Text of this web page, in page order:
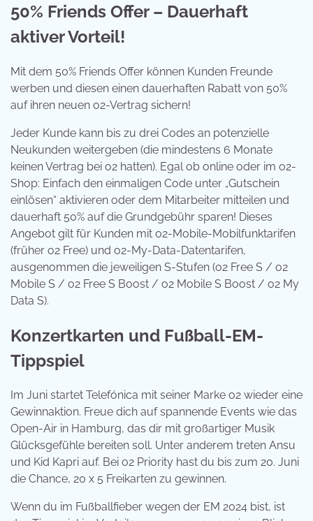
50% Friends Offer – Dauerhaft
aktiver Vorteil!
Mit dem 50% Friends Offer können Kunden Freunde
werben und diesen einen dauerhaften Rabatt von 50%
auf ihren neuen o2-Vertrag sichern!
Jeder Kunde kann bis zu drei Codes an potenzielle
Neukunden weitergeben (die mindestens 6 Monate
keinen Vertrag bei o2 hatten). Egal ob online oder im o2-
Shop: Einfach den einmaligen Code unter „Gutschein
einlösen“ aktivieren oder dem Mitarbeiter mitteilen und
dauerhaft 50% auf die Grundgebühr sparen! Dieses
Angebot gilt für Kunden mit o2-Mobile-Mobilfunktarifen
(früher o2 Free) und o2-My-Data-Datentarifen,
ausgenommen die jeweiligen S-Stufen (o2 Free S / o2
Mobile S / o2 Free S Boost / o2 Mobile S Boost / o2 My
Data S).
Konzertkarten und Fußball-EM-
Tippspiel
Im Juni startet Telefónica mit seiner Marke o2 wieder eine
Gewinnaktion. Freue dich auf spannende Events wie das
Open-Air in Hamburg, das dir mit großartiger Musik
Glücksgefühle bereiten soll. Unter anderem treten Ansu
und Kid Kapri auf. Bei o2 Priority hast du bis zum 20. Juni
die Chance, 20 x 5 Freikarten zu gewinnen.
Wenn du im Fußballfieber wegen der EM 2024 bist, ist